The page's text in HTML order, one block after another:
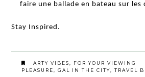
faire une ballade en bateau sur les
Stay Inspired.
ARTY VIBES,
FOR YOUR VIEWING
PLEASURE, GAL IN THE CITY, TRAVEL